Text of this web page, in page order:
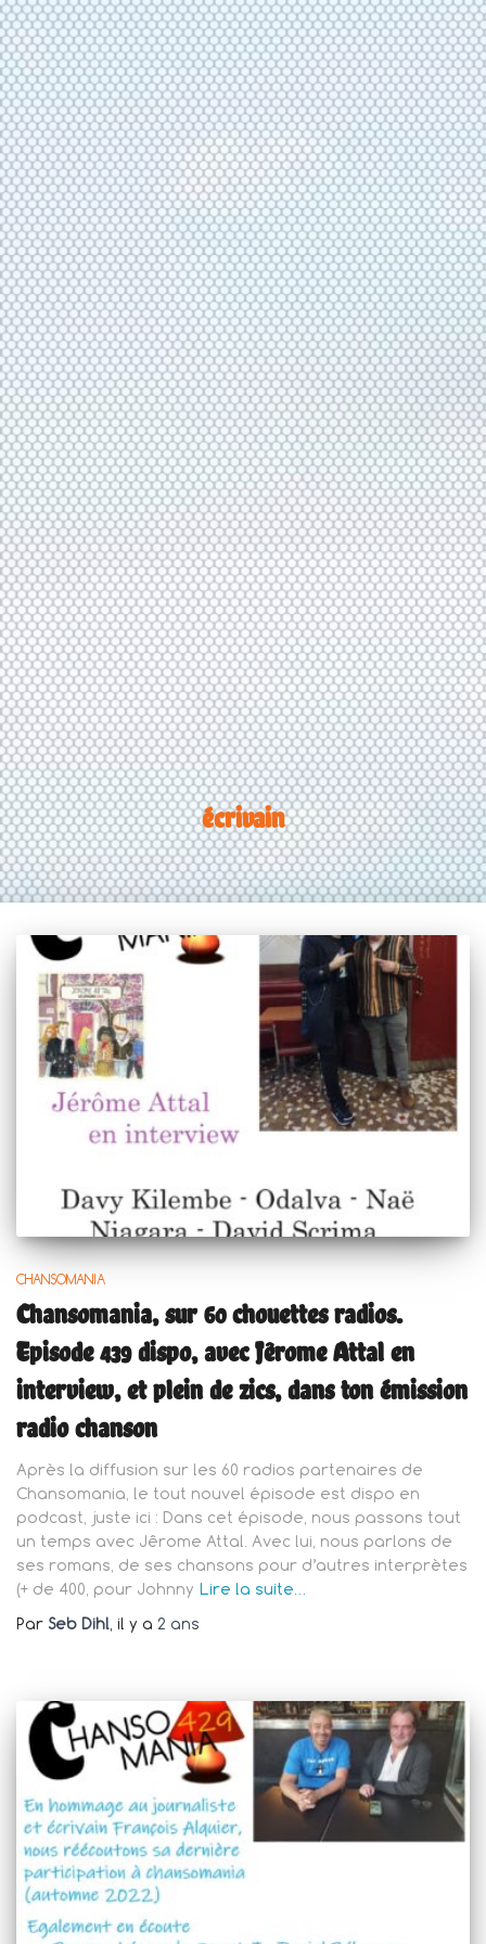
écrivain
CHANSOMANIA
Chansomania, sur 60 chouettes radios.
Episode 439 dispo, avec Jêrome Attal en
interview, et plein de zics, dans ton émission
radio chanson
Après la diffusion sur les 60 radios partenaires de
Chansomania, le tout nouvel épisode est dispo en
podcast, juste ici : Dans cet épisode, nous passons tout
un temps avec Jêrome Attal. Avec lui, nous parlons de
ses romans, de ses chansons pour d’autres interprètes
(+ de 400, pour Johnny Lire la suite…
Par Seb Dihl, il y a 2 ans